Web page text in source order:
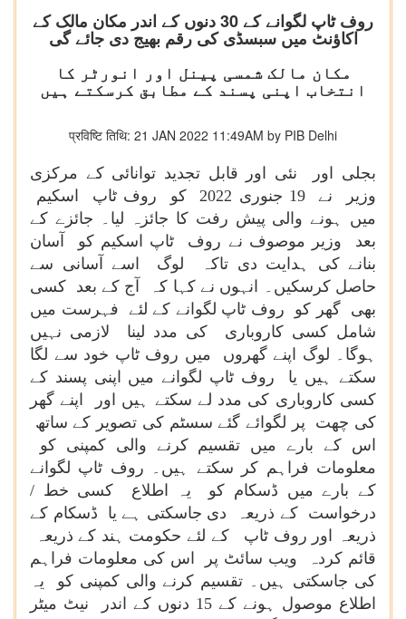
روف ٹاپ لگوانے کے 30 دنوں کے اندر مکان مالک کے
اکاؤنٹ میں سبسڈی کی رقم بھیج دی جائے گی
مکان مالک شمسی پینل اور انورٹر کا
انتخاب اپنی پسند کے مطابق کرسکتے ہیں
प्रविष्टि तिथि: 21 JAN 2022 11:49AM by PIB Delhi
بجلی اور نئی اور قابل تجدید توانائی کے مرکزی
وزیر نے 19 جنوری 2022 کو روف ٹاپ اسکیم
میں ہونے والی پیش رفت کا جائزہ لیا۔ جائزے کے
بعد وزیر موصوف نے روف ٹاپ اسکیم کو آسان
بنانے کی ہدایت دی تاکہ لوگ اسے آسانی سے
حاصل کرسکیں۔ انہوں نے کہا کہ آج کے بعد کسی
بھی گھر کو روف ٹاپ لگوانے کے لئے فہرست میں
شامل کسی کاروباری کی مدد لینا لازمی نہیں
ہوگا۔ لوگ اپنے گھروں میں روف ٹاپ خود سے لگا
سکتے ہیں یا روف ٹاپ لگوانے میں اپنی پسند کے
کسی کاروباری کی مدد لے سکتے ہیں اور اپنے گھر
کی چھت پر لگوائے گئے سسٹم کی تصویر کے ساتھ
اس کے بارے میں تقسیم کرنے والی کمپنی کو
معلومات فراہم کر سکتے ہیں۔ روف ٹاپ لگوانے
کے بارے میں ڈسکام کو یہ اطلاع کسی خط /
درخواست کے ذریعہ دی جاسکتی ہے یا ڈسکام کے
ذریعہ اور روف ٹاپ کے لئے حکومت ہند کے ذریعہ
قائم کردہ ویب سائٹ پر اس کی معلومات فراہم
کی جاسکتی ہیں۔ تقسیم کرنے والی کمپنی کو یہ
اطلاع موصول ہونے کے 15 دنوں کے اندر نیٹ میٹر